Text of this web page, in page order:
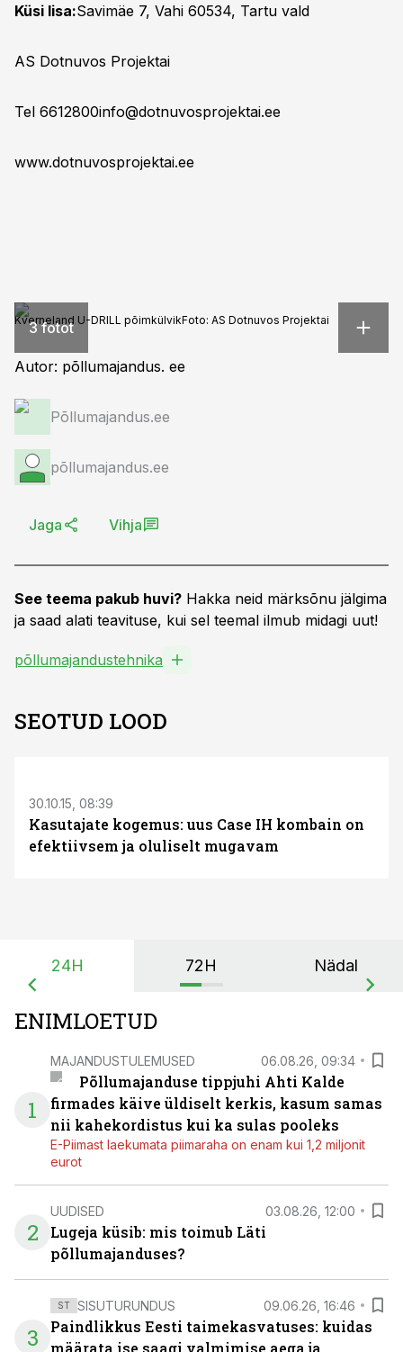
Küsi lisa:Savimäe 7, Vahi 60534, Tartu vald
AS Dotnuvos Projektai
Tel 6612800info@dotnuvosprojektai.ee
www.dotnuvosprojektai.ee
3 fotot
Kverneland U-DRILL põimkülvikFoto: AS Dotnuvos Projektai
Autor: põllumajandus. ee
Põllumajandus.ee
põllumajandus.ee
Jaga Vihja
See teema pakub huvi? Hakka neid märksõnu jälgima
ja saad alati teavituse, kui sel teemal ilmub midagi uut!
põllumajandustehnika
SEOTUD LOOD
30.10.15, 08:39
Kasutajate kogemus: uus Case IH kombain on
efektiivsem ja oluliselt mugavam
24H 72H Nädal
ENIMLOETUD
1
MAJANDUSTULEMUSED 06.08.26, 09:34
Põllumajanduse tippjuhi Ahti Kalde
firmades käive üldiselt kerkis, kasum samas
nii kahekordistus kui ka sulas pooleks
E-Piimast laekumata piimaraha on enam kui 1,2 miljonit
eurot
2
UUDISED 03.08.26, 12:00
Lugeja küsib: mis toimub Läti
põllumajanduses?
3
ST SISUTURUNDUS 09.06.26, 16:46
Paindlikkus Eesti taimekasvatuses: kuidas
määrata ise saagi valmimise aega ja